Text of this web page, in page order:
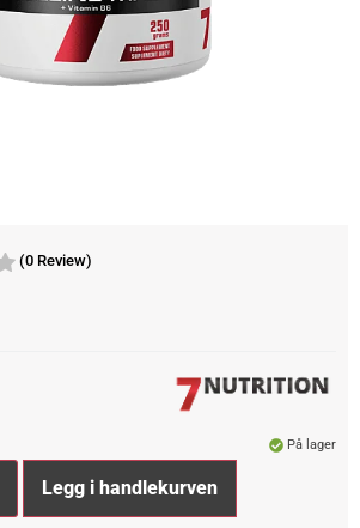
(0 Review)
På lager
Legg i handlekurven